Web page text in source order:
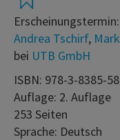
Andrea Tschirf,
bei UTB GmbH
ISBN: 978-3-8385-
Auflage: 2. Auflage
253 Seiten
Sprache: Deutsch